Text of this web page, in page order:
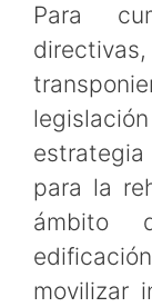
Para
estrategia
para la
ámbito
movilizar